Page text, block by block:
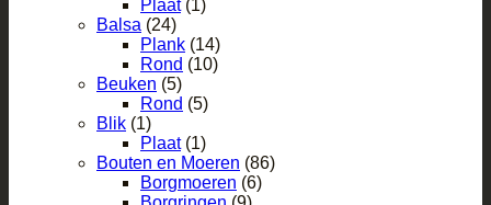
Plaat (1)
Balsa (24)
Plank (14)
Rond (10)
Beuken (5)
Rond (5)
Blik (1)
Plaat (1)
Bouten en Moeren (86)
Borgmoeren (6)